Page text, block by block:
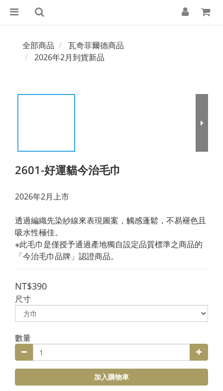
全部商品
瓦奇菲爾德商品
2026年2月到貨新品
2601-好運貓今治毛巾
2026年2月上市
透過編織先染紗線來表現圖案，觸感蓬鬆，不易褪色且
吸水性極佳。
※此毛巾是僅授予通過產地獨自設定品質標準之商品的
「今治毛巾品牌」認證商品。
NT$390
尺寸
數量
加入購物車